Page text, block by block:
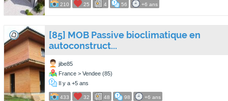
210 25 4 56 +6 ans
[85] MOB Passive bioclimatique en
autoconstruct...
jibe85
France > Vendee (85)
Il y a +5 ans
433 32 48 98 +6 ans